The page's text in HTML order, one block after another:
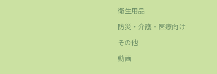
衛生用品
防災・介護・医療向け
その他
動画